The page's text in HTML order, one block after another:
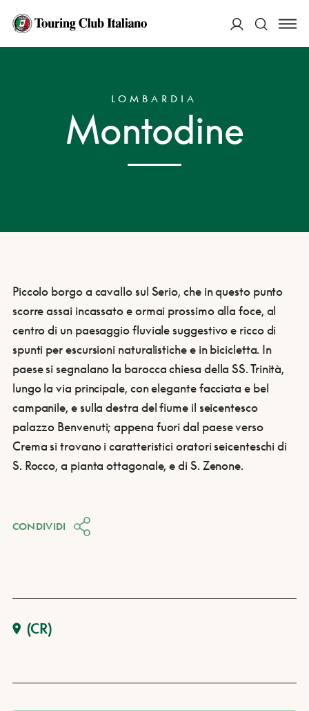
HOME
LOMBARDIA
Montodine
Piccolo borgo a cavallo sul Serio, che in questo punto
scorre assai incassato e ormai prossimo alla foce, al
centro di un paesaggio fluviale suggestivo e ricco di
spunti per escursioni naturalistiche e in bicicletta. In
paese si segnalano la barocca chiesa della SS. Trinità,
lungo la via principale, con elegante facciata e bel
campanile, e sulla destra del fiume il seicentesco
palazzo Benvenuti; appena fuori dal paese verso
Crema si trovano i caratteristici oratori seicenteschi di
S. Rocco, a pianta ottagonale, e di S. Zenone.
CONDIVIDI
(CR)